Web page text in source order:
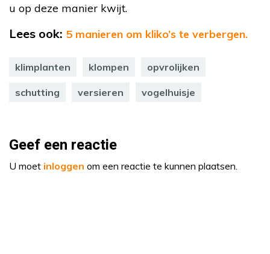
u op deze manier kwijt.
Lees ook: 5 manieren om kliko’s te verbergen.
klimplanten klompen opvrolijken
schutting versieren vogelhuisje
Geef een reactie
U moet inloggen om een reactie te kunnen plaatsen.